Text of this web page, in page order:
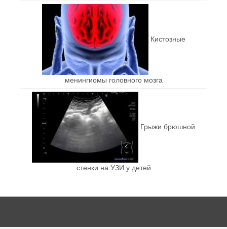
Кистозные
менингиомы головного мозга
Грыжи брюшной
стенки на УЗИ у детей